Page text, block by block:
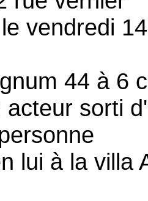
vendredi
44 à 6
acteur sorti
lui à la villa